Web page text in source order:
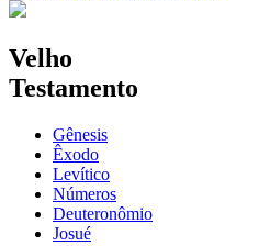
Velho
Testamento
Gênesis
Êxodo
Levítico
Números
Deuteronômio
Josué